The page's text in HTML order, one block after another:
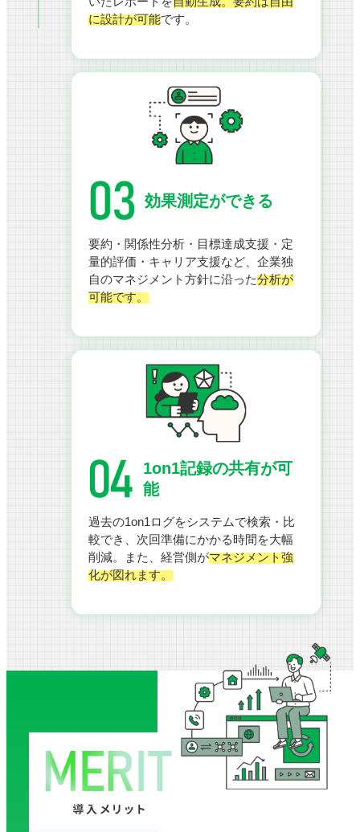
に設計が可能です。
効果測定ができる
要約・関係性分析・目標達成支援・定
量的評価・キャリア支援など、企業独
自のマネジメント方針に沿った分析が
可能です。
1on1記録の共有が可
能
過去の1on1ログをシステムで検索・比
較でき、次回準備にかかる時間を大幅
削減。また、経営側がマネジメント強
化が図れます。